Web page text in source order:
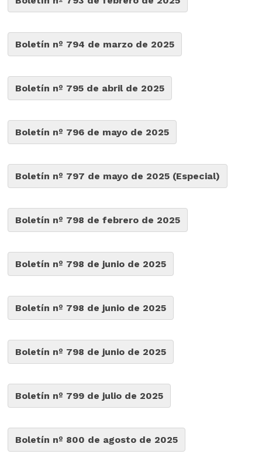
Boletín nº 794 de marzo de 2025
Boletín nº 795 de abril de 2025
Boletín nº 796 de mayo de 2025
Boletín nº 797 de mayo de 2025 (Especial)
Boletín nº 798 de febrero de 2025
Boletín nº 798 de junio de 2025
Boletín nº 798 de junio de 2025
Boletín nº 798 de junio de 2025
Boletín nº 799 de julio de 2025
Boletín nº 800 de agosto de 2025